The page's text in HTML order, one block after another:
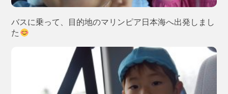
バスに乗って、目的地のマリンピア日本海へ出発しまし
た